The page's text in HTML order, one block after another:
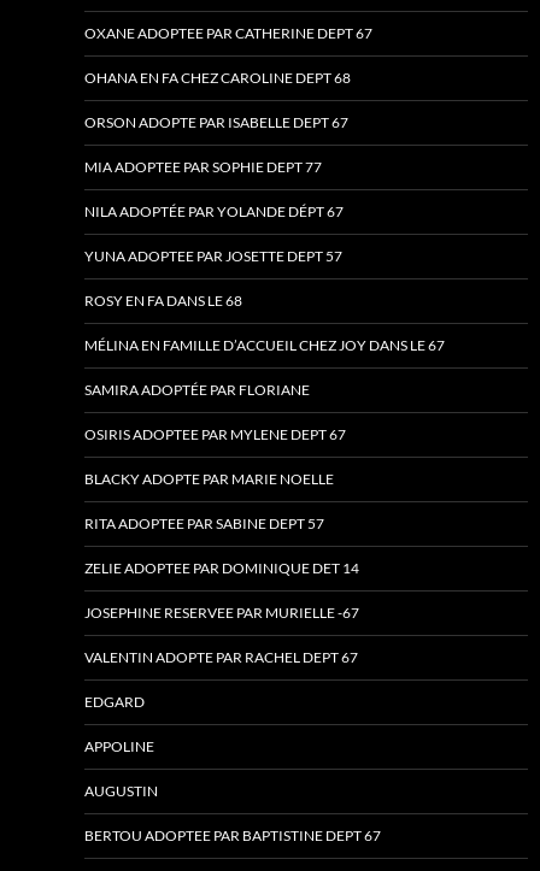
OXANE ADOPTEE PAR CATHERINE DEPT 67
OHANA EN FA CHEZ CAROLINE DEPT 68
ORSON ADOPTE PAR ISABELLE DEPT 67
MIA ADOPTEE PAR SOPHIE DEPT 77
NILA ADOPTÉE PAR YOLANDE DÉPT 67
YUNA ADOPTEE PAR JOSETTE DEPT 57
ROSY EN FA DANS LE 68
MÉLINA EN FAMILLE D’ACCUEIL CHEZ JOY DANS LE 67
SAMIRA ADOPTÉE PAR FLORIANE
OSIRIS ADOPTEE PAR MYLENE DEPT 67
BLACKY ADOPTE PAR MARIE NOELLE
RITA ADOPTEE PAR SABINE DEPT 57
ZELIE ADOPTEE PAR DOMINIQUE DET 14
JOSEPHINE RESERVEE PAR MURIELLE -67
VALENTIN ADOPTE PAR RACHEL DEPT 67
EDGARD
APPOLINE
AUGUSTIN
BERTOU ADOPTEE PAR BAPTISTINE DEPT 67